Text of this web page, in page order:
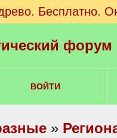
Бесплатно.
ВОЙТИ
»